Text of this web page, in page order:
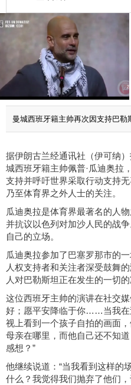
曼城西班牙籍主帅再次因支持巴勒
据伊朗古兰经通讯社（伊可纳
城西班牙籍主帅佩普·瓜迪奥拉
支持并呼吁世界采取行动支持
乃至体育界之外人士的关注。
瓜迪奥拉是体育界最著名的人
并抗议以色列对加沙人民的战
自己的立场。
瓜迪奥拉参加了巴塞罗那市的
人权支持者和关注者深受鼓舞
人对巴勒斯坦正在发生的一切的
这位西班牙主帅的演讲在社交
好；愿平安降临于你……当我在
视上看到一个孩子自拍的画面
母亲在哪里，而他自己还不知
感想？”
他继续说道：“当我看到这样的
什么？我觉得我们抛弃了他们